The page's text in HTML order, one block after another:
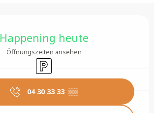
Happening heute
Öffnungszeiten ansehen
Parkplatz
04 30 33 33 ▒▒